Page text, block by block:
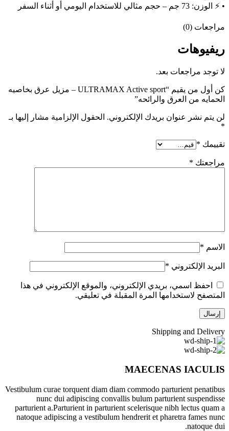
• ⚡ الوزن: 73 جم – حجم مثالي للاستخدام اليومي أو أثناء السفر
مراجعات (0)
ريفيوهات
لا توجد مراجعات بعد.
كن أول من يقيم “ULTRAMAX Active sport – مزيل عرق بخاصيه
الحمايه من العرق والرائحه”
لن يتم نشر عنوان بريدك الإلكتروني. الحقول الإلزامية مشار إليها بـ
*
تقييمك *
مراجعتك *
الاسم *
البريد الإلكتروني *
احفظ اسمي، بريدي الإلكتروني، والموقع الإلكتروني في هذا
المتصفح لاستخدامها المرة المقبلة في تعليقي.
Shipping and Delivery
MAECENAS IACULIS
Vestibulum curae torquent diam diam commodo parturient penatibus
nunc dui adipiscing convallis bulum parturient suspendisse
parturient a.Parturient in parturient scelerisque nibh lectus quam a
natoque adipiscing a vestibulum hendrerit et pharetra fames nunc
natoque dui.